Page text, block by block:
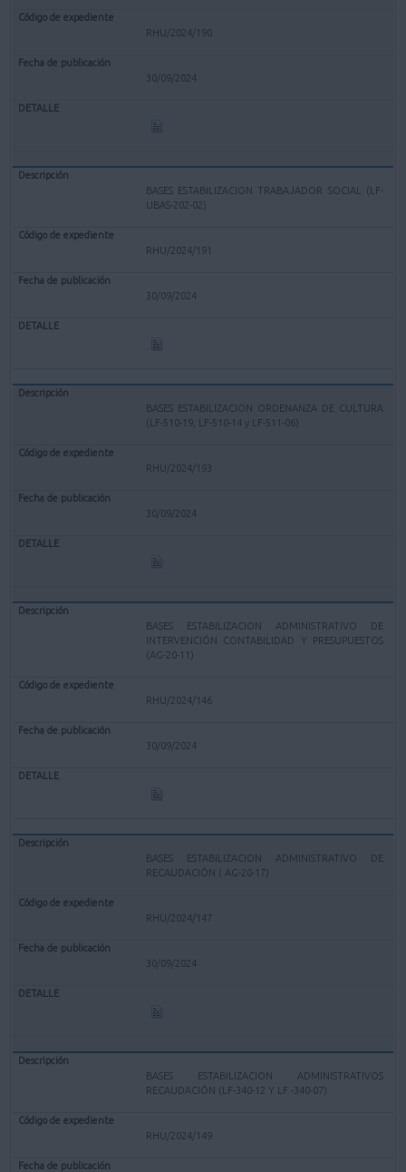
RHU/2024/190
30/09/2024
BASES ESTABILIZACION TRABAJADOR SOCIAL (LF-
UBAS-202-02)
RHU/2024/191
30/09/2024
BASES ESTABILIZACION ORDENANZA DE CULTURA
(LF-510-19, LF-510-14 y LF-511-06)
RHU/2024/193
30/09/2024
BASES ESTABILIZACION ADMINISTRATIVO DE
INTERVENCIÓN CONTABILIDAD Y PRESUPUESTOS
(AG-20-11)
RHU/2024/146
30/09/2024
BASES ESTABILIZACION ADMINISTRATIVO DE
RECAUDACIÓN ( AG-20-17)
RHU/2024/147
30/09/2024
BASES ESTABILIZACION ADMINISTRATIVOS
RECAUDACIÓN (LF-340-12 Y LF -340-07)
RHU/2024/149